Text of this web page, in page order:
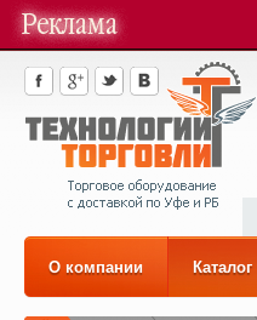
О компании Каталог